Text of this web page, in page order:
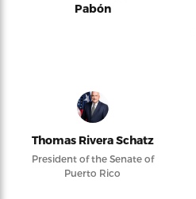
Pabón
Thomas Rivera Schatz
President of the Senate of
Puerto Rico